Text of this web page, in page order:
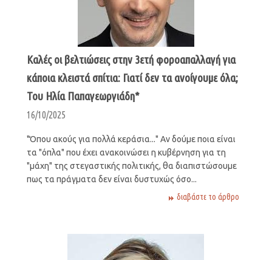
Καλές οι βελτιώσεις στην 3ετή φοροαπαλλαγή για
κάποια κλειστά σπίτια: Γιατί δεν τα ανοίγουμε όλα;
Του Ηλία Παπαγεωργιάδη*
16/10/2025
"Όπου ακούς για πολλά κεράσια..." Αν δούμε ποια είναι
τα "όπλα" που έχει ανακοινώσει η κυβέρνηση για τη
"μάχη" της στεγαστικής πολιτικής, θα διαπιστώσουμε
πως τα πράγματα δεν είναι δυστυχώς όσο...
διαβάστε το άρθρο